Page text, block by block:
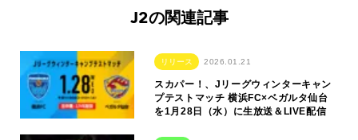
J2の関連記事
リリース 2026.01.21
スカパー！、Jリーグウィンターキャン
プテストマッチ 横浜FC×ベガルタ仙台
を1月28日（水）に生放送＆LIVE配信